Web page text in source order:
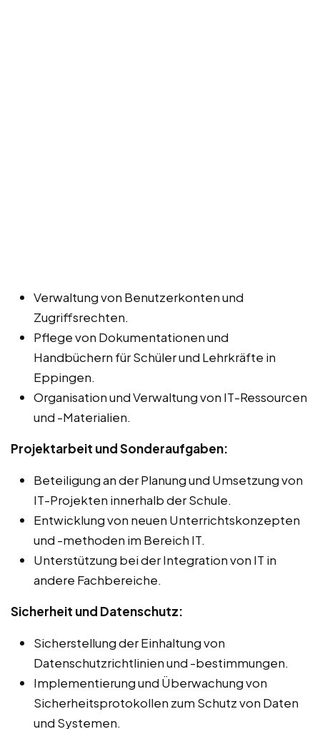
Verwaltung von Benutzerkonten und
Zugriffsrechten.
Pflege von Dokumentationen und
Handbüchern für Schüler und Lehrkräfte in
Eppingen.
Organisation und Verwaltung von IT-Ressourcen
und -Materialien.
Projektarbeit und Sonderaufgaben:
Beteiligung an der Planung und Umsetzung von
IT-Projekten innerhalb der Schule.
Entwicklung von neuen Unterrichtskonzepten
und -methoden im Bereich IT.
Unterstützung bei der Integration von IT in
andere Fachbereiche.
Sicherheit und Datenschutz:
Sicherstellung der Einhaltung von
Datenschutzrichtlinien und -bestimmungen.
Implementierung und Überwachung von
Sicherheitsprotokollen zum Schutz von Daten
und Systemen.